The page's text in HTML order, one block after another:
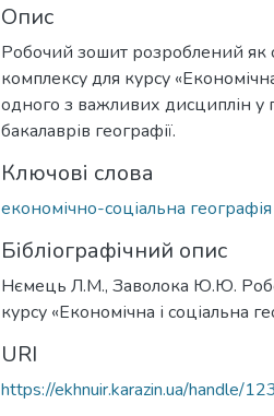
Опис
Робочий зошит розроблений як
комплексу для курсу
одного з важливих дисциплін у
бакалаврів географії.
Ключові слова
економічно-соціальна географія
Бібліографічний опис
Нємець Л.М., Заволока Ю.Ю.
курсу «Економічна і соціальна
URI
https://ekhnuir.karazin.ua/handle/